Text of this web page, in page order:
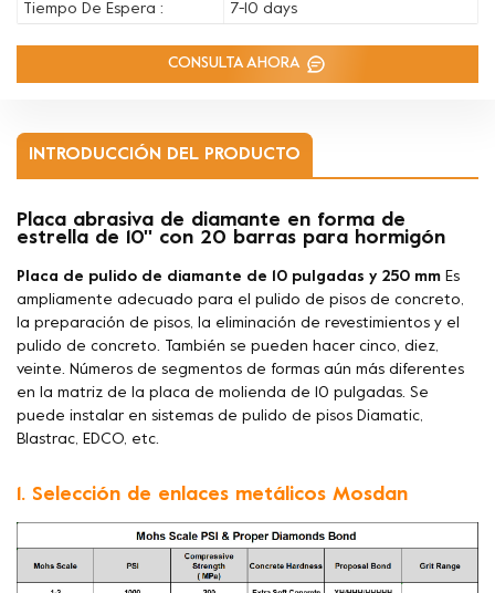
Tiempo De Espera :
7-10 days
CONSULTA AHORA
INTRODUCCIÓN DEL PRODUCTO
Placa abrasiva de diamante en forma de
estrella de 10'' con 20 barras para hormigón
Placa de pulido de diamante de 10 pulgadas y 250 mm Es
ampliamente adecuado para el pulido de pisos de concreto,
la preparación de pisos, la eliminación de revestimientos y el
pulido de concreto. También se pueden hacer cinco, diez,
veinte. Números de segmentos de formas aún más diferentes
en la matriz de la placa de molienda de 10 pulgadas. Se
puede instalar en sistemas de pulido de pisos Diamatic,
Blastrac, EDCO, etc.
1. Selección de enlaces metálicos Mosdan